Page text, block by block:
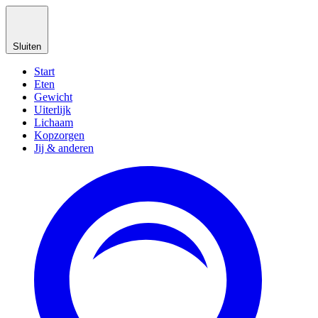
Sluiten
Start
Eten
Gewicht
Uiterlijk
Lichaam
Kopzorgen
Jij & anderen